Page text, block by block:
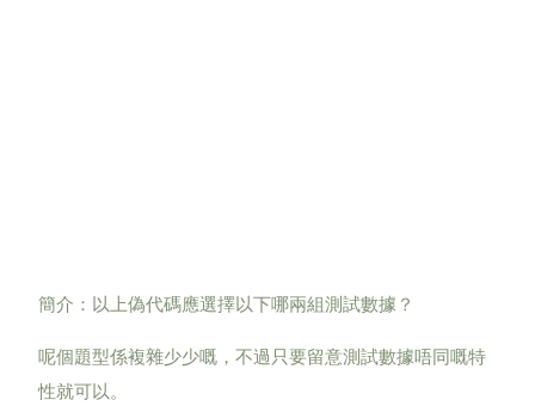
簡介：以上偽代碼應選擇以下哪兩組測試數據？
呢個題型係複雜少少嘅，不過只要留意測試數據唔同嘅特
性就可以。